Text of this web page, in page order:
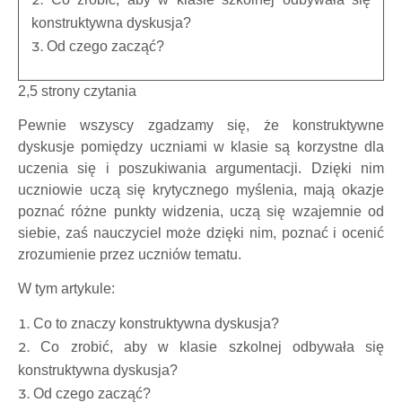
konstruktywna dyskusja?
Od czego zacząć?
2,5 strony czytania
Pewnie wszyscy zgadzamy się, że konstruktywne
dyskusje pomiędzy uczniami w klasie są korzystne dla
uczenia się i poszukiwania argumentacji. Dzięki nim
uczniowie uczą się krytycznego myślenia, mają okazje
poznać różne punkty widzenia, uczą się wzajemnie od
siebie, zaś nauczyciel może dzięki nim, poznać i ocenić
zrozumienie przez uczniów tematu.
W tym artykule:
Co to znaczy konstruktywna dyskusja?
Co zrobić, aby w klasie szkolnej odbywała się
konstruktywna dyskusja?
Od czego zacząć?